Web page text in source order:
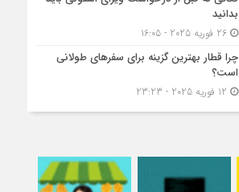
بدانید
26 فوریه 2025 - 16:05
چرا قطار بهترین گزینه برای سفرهای طولانی
است؟